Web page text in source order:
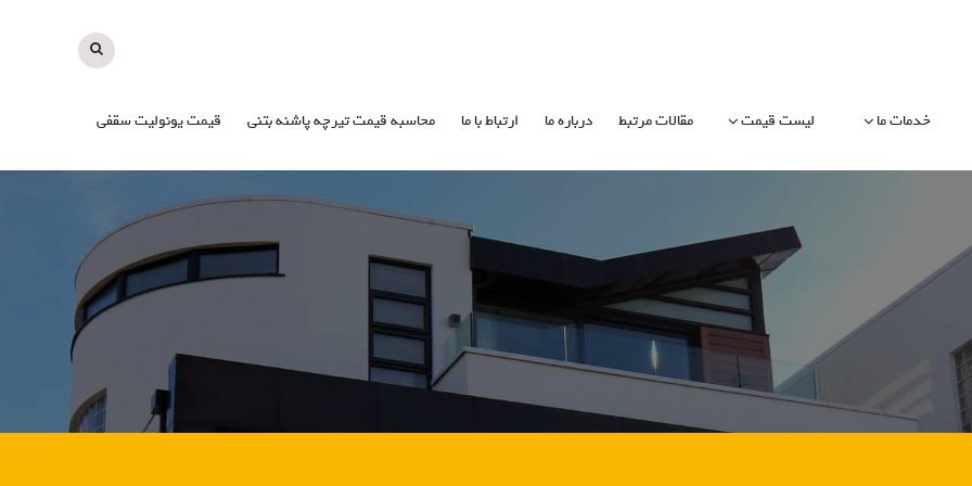
خدمات ما لیست قیمت مقالات مرتبط درباره ما ارتباط با ما محاسبه قیمت تیرچه پاشنه بتنی قیمت یونولیت سقفی